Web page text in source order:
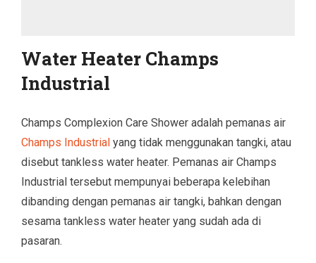
Water Heater Champs
Industrial
Champs Complexion Care Shower adalah pemanas air
Champs Industrial yang tidak menggunakan tangki, atau
disebut tankless water heater. Pemanas air Champs
Industrial tersebut mempunyai beberapa kelebihan
dibanding dengan pemanas air tangki, bahkan dengan
sesama tankless water heater yang sudah ada di
pasaran.